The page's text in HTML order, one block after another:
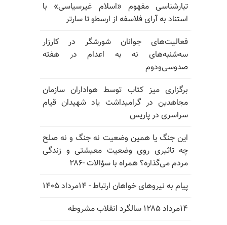
تبارشناسی مفهوم «اسلام غیرسیاسی» با
استناد به آرای فلاسفه از ارسطو تا سارتر
فعالیت‌های جوانان شورشگر در کارزار
سه‌شنبه‌های نه به اعدام در هفته
صدوسی‌و‌دوم
برگزاری میز کتاب توسط هواداران سازمان
مجاهدین در گرامیداشت یاد شهیدان قیام
سراسری در پاریس
این جنگ یا همین وضعیت نه جنگ و نه صلح
چه تاثیری روی وضعیت معیشتی و زندگی
مردم می‌گذاره؟ همراه با سؤالات -۲۸۶
پیام به نیروهای خواهان ارتباط - ۱۴مرداد ۱۴۰۵
۱۴مرداد ۱۲۸۵ سالگرد انقلاب مشروطه